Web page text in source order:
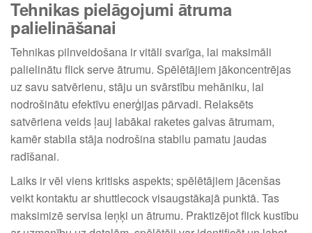
Tehnikas pielāgojumi ātruma
palielināšanai
Tehnikas pilnveidošana ir vitāli svarīga, lai maksimāli
palielinātu flick serve ātrumu. Spēlētājiem jākoncentrējas
uz savu satvērienu, stāju un svārstību mehāniku, lai
nodrošinātu efektīvu enerģijas pārvadi. Relaksēts
satvēriena veids ļauj labākai raketes galvas ātrumam,
kamēr stabila stāja nodrošina stabilu pamatu jaudas
radīšanai.
Laiks ir vēl viens kritisks aspekts; spēlētājiem jācenšas
veikt kontaktu ar shuttlecock visaugstākajā punktā. Tas
maksimizē servisa leņķi un ātrumu. Praktizējot flick kustību